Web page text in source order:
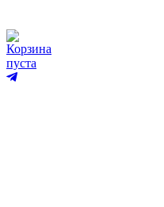
Корзина
пуста